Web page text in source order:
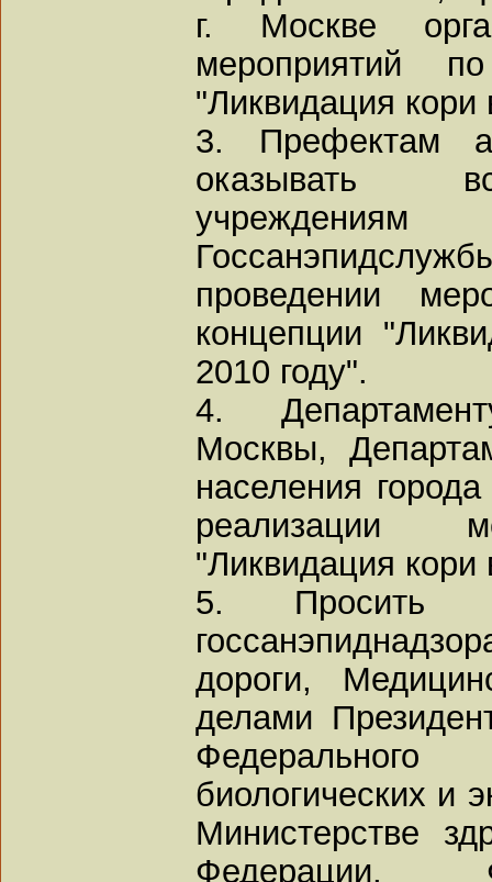
г. Москве
мероприятий
"Ликвидация кори
3. Префектам
оказывать
проведении
концепции
2010 году".
4.
Москвы,
населения
реализации
"Ликвидация кори
5. Просить
дороги,
делами
биологических и
Министерстве
Федерации,